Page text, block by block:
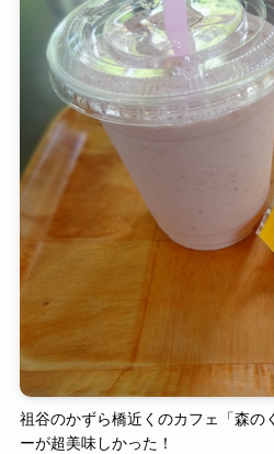
祖谷のかずら橋近くのカフェ「森の
ーが超美味しかった！